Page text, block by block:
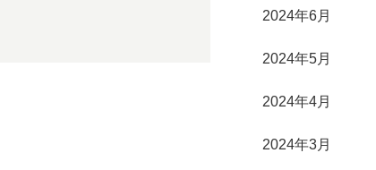
2024年6月
2024年5月
2024年4月
2024年3月